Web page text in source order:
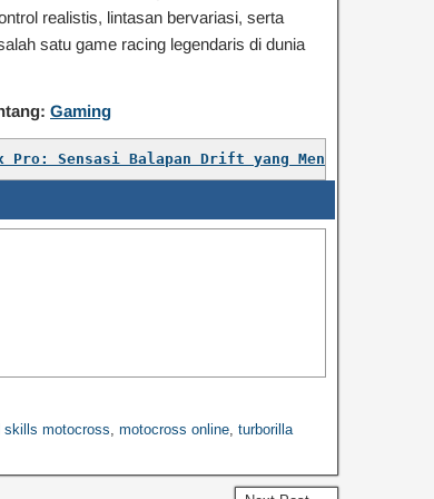
realistis, lintasan bervariasi, serta
satu game racing legendaris di dunia
Gaming
Pro: Sensasi Balapan Drift yang Mengguncang
skills motocross, motocross online, turborilla